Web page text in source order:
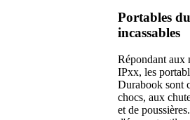
Portables
incassables
Répondant
IPxx, les
Durabook sont
chocs, aux
et de